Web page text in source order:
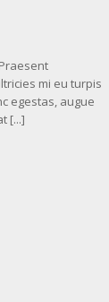
mi eu turpis
egestas, augue
[...]